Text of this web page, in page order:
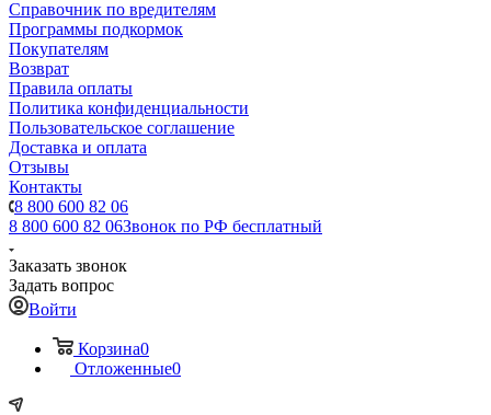
Справочник по вредителям
Программы подкормок
Покупателям
Возврат
Правила оплаты
Политика конфиденциальности
Пользовательское соглашение
Доставка и оплата
Отзывы
Контакты
8 800 600 82 06
8 800 600 82 06Звонок по РФ бесплатный
Заказать звонок
Задать вопрос
Войти
Корзина0
Отложенные0